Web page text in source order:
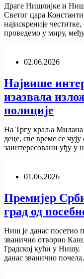
Драге Нишлијке и
Светог цара
најискреније
проведемо у миру,
02.06.2026
Највише
изазвала
полиције
На Тргу краља
деце, све време се
заинтересовани уђу у
01.06.2026
Премијер
град од
Ниш је данас посетио
званично отворио
Градској кући у Нишу.
данас званично